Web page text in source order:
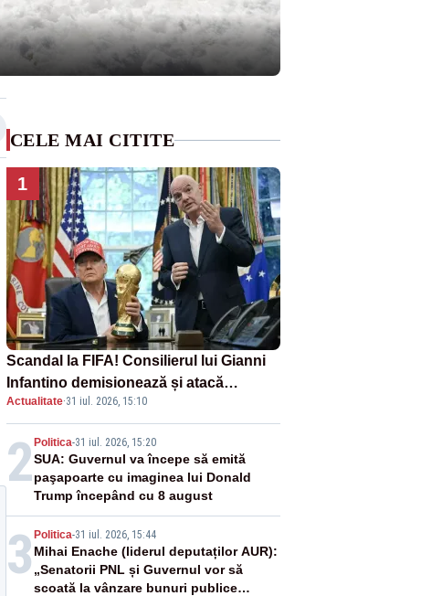
CELE MAI CITITE
1
Scandal la FIFA! Consilierul lui Gianni
Infantino demisionează și atacă
proiectul privind investitorii străini
Actualitate·31 iul. 2026, 15:10
2 Politica-31 iul. 2026, 15:20
SUA: Guvernul va începe să emită
paşapoarte cu imaginea lui Donald
Trump începând cu 8 august
3 Politica-31 iul. 2026, 15:44
Mihai Enache (liderul deputaților AUR):
„Senatorii PNL și Guvernul vor să
scoată la vânzare bunuri publice